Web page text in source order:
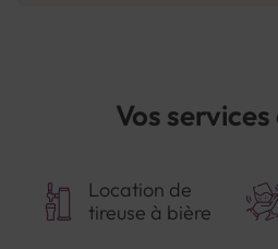
Vos
Location de
tireuse à bière